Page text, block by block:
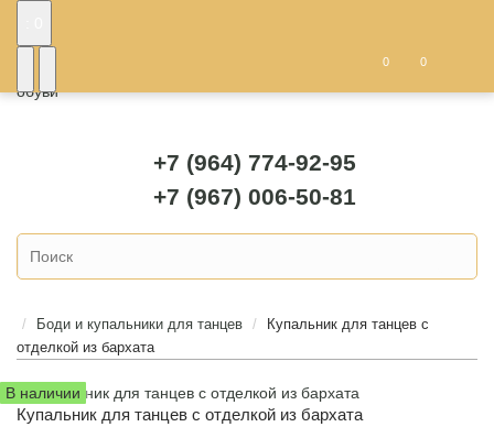
0 0
+7 (964) 774-92-95
+7 (967) 006-50-81
Боди и купальники для танцев
Купальник для танцев с
отделкой из бархата
В наличии
Купальник для танцев с отделкой из бархата